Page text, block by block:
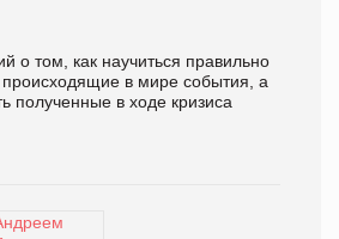
о том, как научиться правильно
происходящие в мире события, а
полученные в ходе кризиса